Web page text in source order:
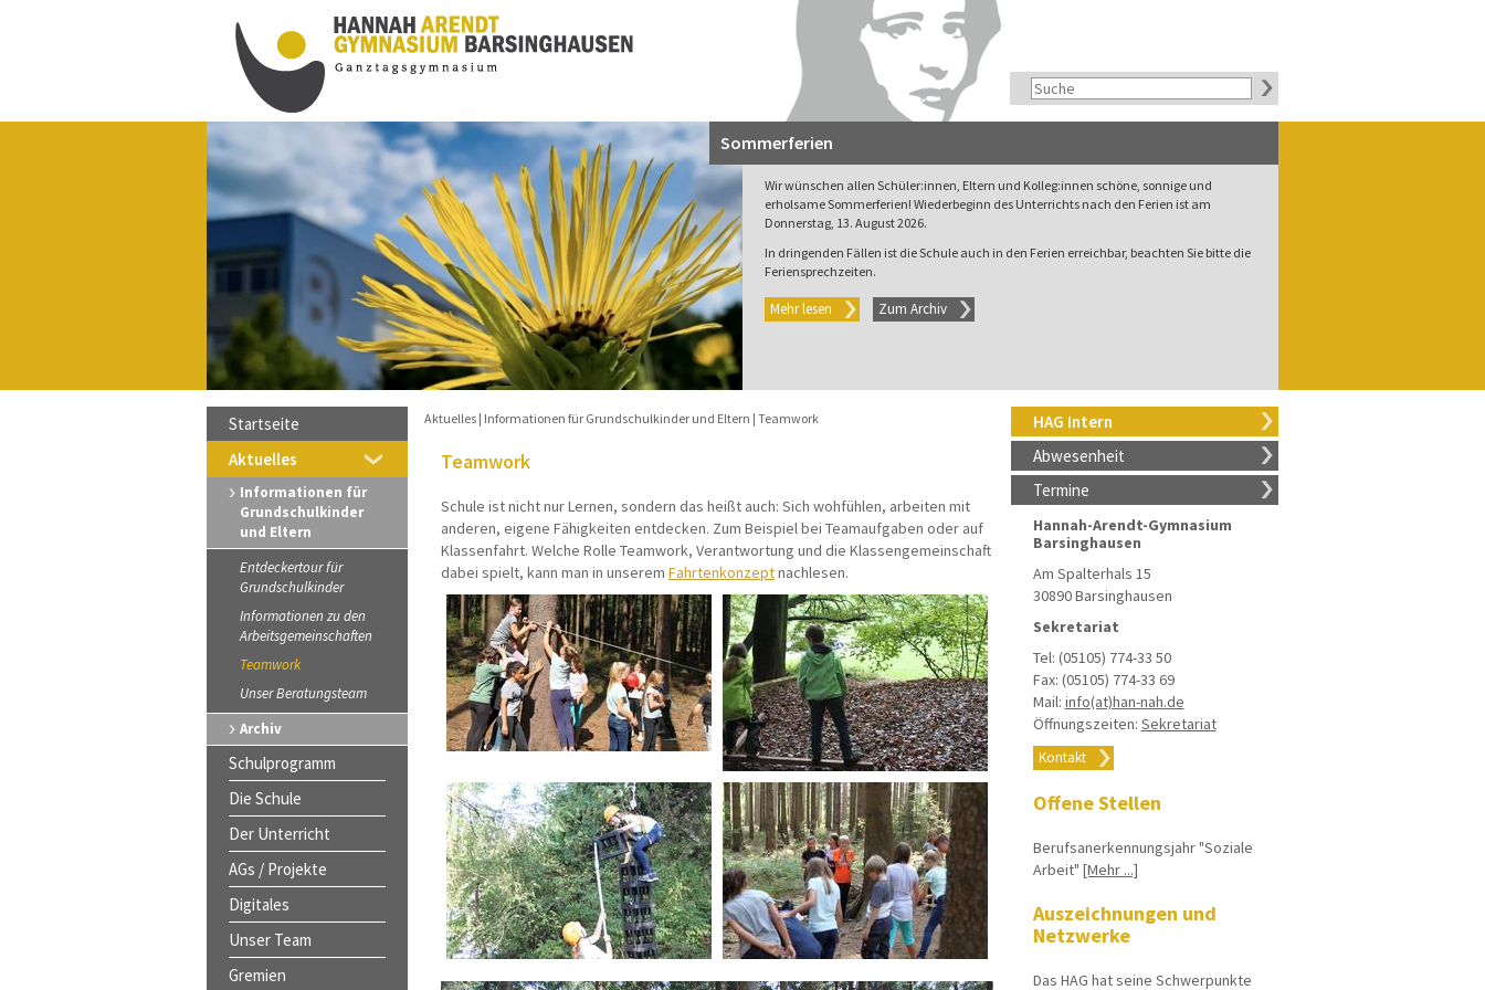
Sommerferien
Wir wünschen allen Schüler:innen, Eltern und Kolleg:innen schöne, sonnige und
erholsame Sommerferien! Wiederbeginn des Unterrichts nach den Ferien ist am
Donnerstag, 13. August 2026.
In dringenden Fällen ist die Schule auch in den Ferien erreichbar, beachten Sie bitte die
Feriensprechzeiten.
Mehr lesen Zum Archiv
HAG Intern
Abwesenheit
Termine
Hannah-Arendt-Gymnasium
Barsinghausen
Am Spalterhals 15
30890 Barsinghausen
Sekretariat
Tel: (05105) 774-33 50
Fax: (05105) 774-33 69
Mail: info(at)han-nah.de
Öffnungszeiten: Sekretariat
Kontakt
Offene Stellen
Berufsanerkennungsjahr "Soziale
Arbeit" [Mehr ...]
Auszeichnungen und
Netzwerke
Das HAG hat seine Schwerpunkte
Startseite
Aktuelles
Informationen für
Grundschulkinder
und Eltern
Entdeckertour für
Grundschulkinder
Informationen zu den
Arbeitsgemeinschaften
Teamwork
Unser Beratungsteam
Archiv
Schulprogramm
Die Schule
Der Unterricht
AGs / Projekte
Digitales
Unser Team
Gremien
Aktuelles Informationen für Grundschulkinder und Eltern Teamwork
Teamwork
Schule ist nicht nur Lernen, sondern das heißt auch: Sich wohfühlen, arbeiten mit
anderen, eigene Fähigkeiten entdecken. Zum Beispiel bei Teamaufgaben oder auf
Klassenfahrt. Welche Rolle Teamwork, Verantwortung und die Klassengemeinschaft
dabei spielt, kann man in unserem Fahrtenkonzeptnachlesen.